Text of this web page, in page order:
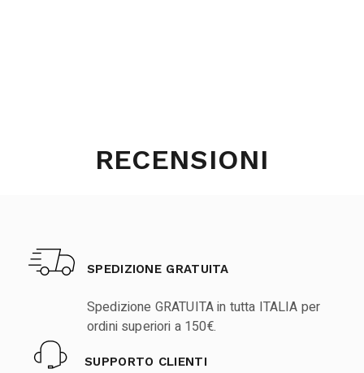
RECENSIONI
SPEDIZIONE GRATUITA
Spedizione GRATUITA in tutta ITALIA per
ordini superiori a 150€.
SUPPORTO CLIENTI